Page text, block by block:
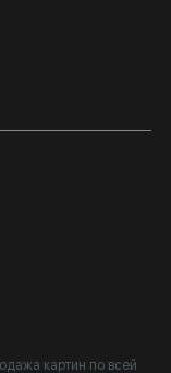
картин по всей